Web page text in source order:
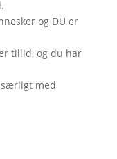
og DU er
tillid, og du har
særligt med